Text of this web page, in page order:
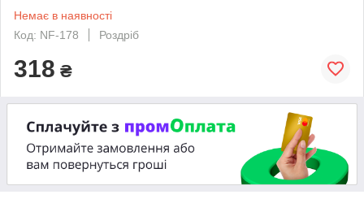
Немає в наявності
Код: NF-178
Роздріб
318 ₴